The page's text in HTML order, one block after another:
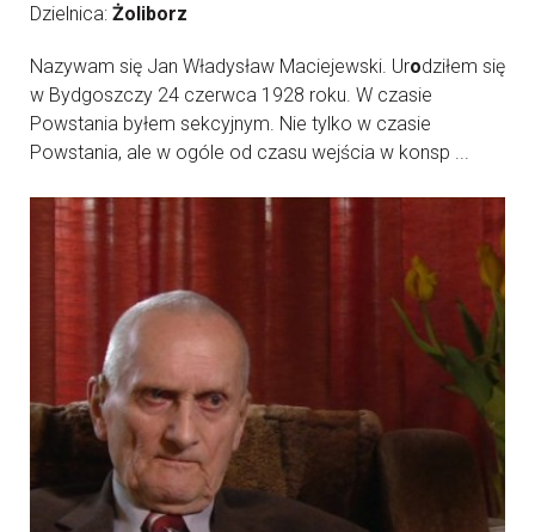
Dzielnica: Żoliborz
Nazywam się Jan Władysław Maciejewski. Urodziłem się
w Bydgoszczy 24 czerwca 1928 roku. W czasie
Powstania byłem sekcyjnym. Nie tylko w czasie
Powstania, ale w ogóle od czasu wejścia w konsp ...